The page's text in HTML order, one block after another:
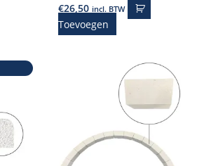
€26,50 incl. BTW
Toevoegen